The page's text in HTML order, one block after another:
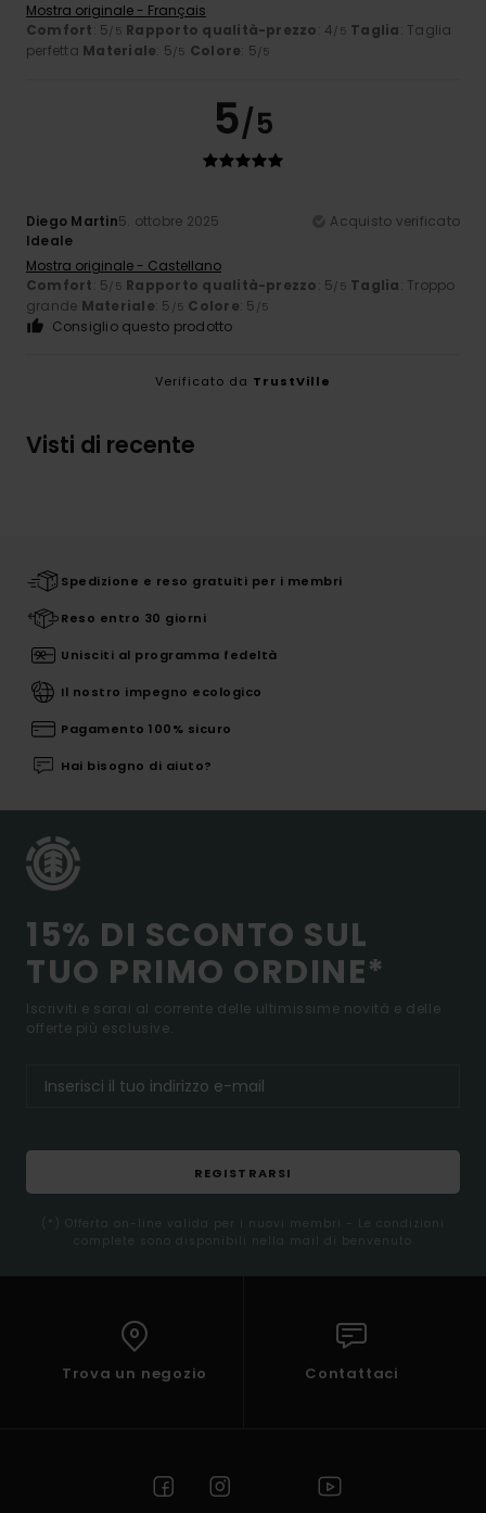
Mostra originale - Français
Comfort: 5/5 Rapporto qualità-prezzo: 4/5 Taglia: Taglia
perfetta Materiale: 5/5 Colore: 5/5
5/5
Diego Martin5. ottobre 2025
Acquisto verificato
Ideale
Mostra originale - Castellano
Comfort: 5/5 Rapporto qualità-prezzo: 5/5 Taglia: Troppo
grande Materiale: 5 /5 Colore: 5 /5
Consiglio questo prodotto
Verificato da TrustVille
Visti di recente
Spedizione e reso gratuiti per i membri
Reso entro 30 giorni
Unisciti al programma fedeltà
Il nostro impegno ecologico
Pagamento 100% sicuro
Hai bisogno di aiuto?
15% DI SCONTO SUL
TUO PRIMO ORDINE*
Iscriviti e sarai al corrente delle ultimissime novità e delle
offerte più esclusive.
REGISTRARSI
(*) Offerta on-line valida per i nuovi membri - Le condizioni
complete sono disponibili nella mail di benvenuto
Trova un negozio Contattaci